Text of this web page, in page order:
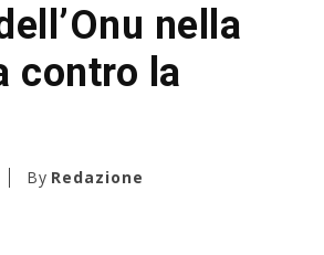
nella
contro la
By Redazione